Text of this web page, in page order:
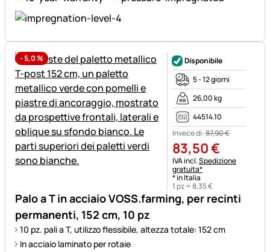
-5,0%
Palo a T in acciaio VOSS.farming, per recinti
permanenti, 152 cm, 10 pz
10 pz. pali a T, utilizzo flessibile, altezza totale: 152 cm
In acciaio laminato per rotaie
Disponibile
5 - 12 giorni
26,00 kg
44514.10
Invece di:87,90€
83,50€
Informazioni fiscali:
IVA incl.Spedizione
gratuita*
* in Italia
1 pz =8,35€